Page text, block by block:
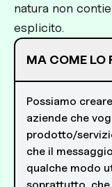
natura non
esplicito.
MA COME LO
Possiamo
aziende che
prodotto/
che il
qualche modo